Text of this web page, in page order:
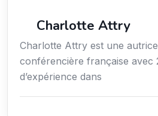
Charlotte Attry
Charlotte Attry est une
conférencière française avec
d’expérience dans